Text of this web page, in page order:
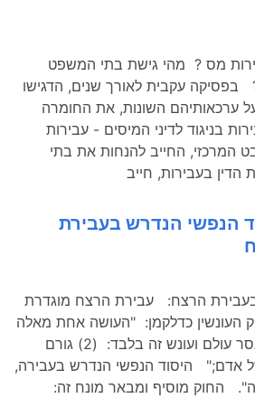
מס ? מהי גישת בתי המשפט
בפסיקה עקבית לאורך שנים, הדגישו
ערכאותיהם השונות, את החומרה
בניגוד לדיני המיסים - עבירות
המרכזי, החייב להנחות את בתי
הדין בעבירות, חייב
הנפשי הנדרש בעבירת
היסוד הנפשי הנדרש בעבירת הרצח: עבירת הרצח מוגדרת
לחוק העונשין כדלקמן: "העושה אחת מאלה
יאשם ברצח ודינו - מאסר עולם ועונש זה בלבד: (2) גורם
אדם;" היסוד הנפשי הנדרש בעבירה,
החוק מוסיף ומבאר מונח זה: